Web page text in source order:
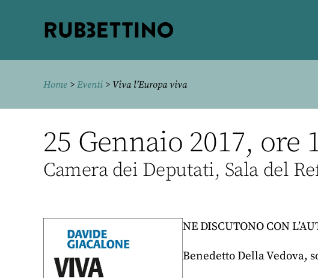
Home > Eventi > Viva l’Europa viva
25 Gennaio 2017, ore
Camera dei Deputati, Sala del
NE DISCUTONO CON
Benedetto Della Vedova,